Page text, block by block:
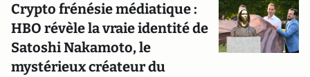
Crypto frénésie médiatique :
HBO révèle la vraie identité de
Satoshi Nakamoto, le
mystérieux créateur du